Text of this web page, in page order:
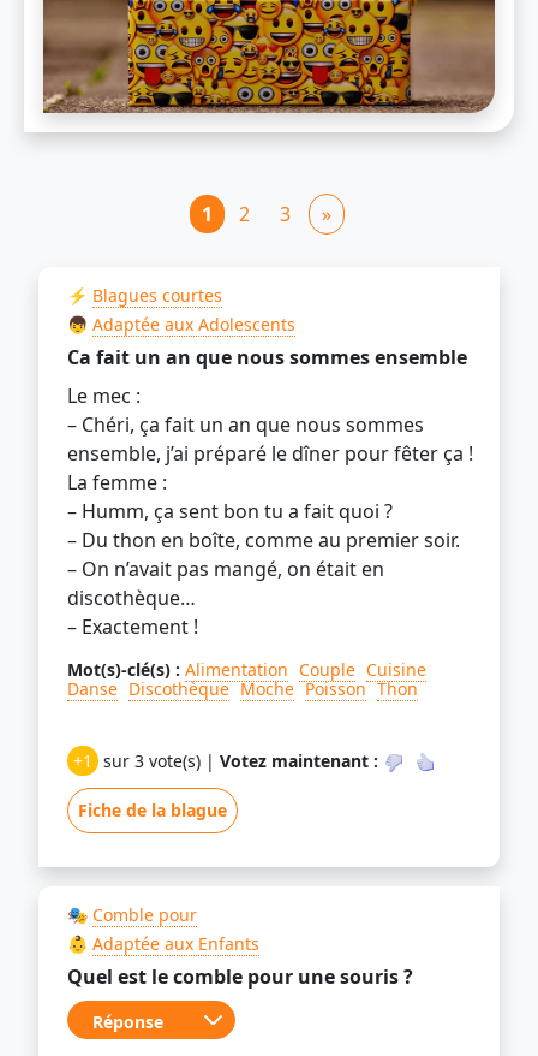
1 2 3 »
⚡ Blagues courtes
👦 Adaptée aux Adolescents
Ca fait un an que nous sommes ensemble
Le mec :
– Chéri, ça fait un an que nous sommes
ensemble, j’ai préparé le dîner pour fêter ça !
La femme :
– Humm, ça sent bon tu a fait quoi ?
– Du thon en boîte, comme au premier soir.
– On n’avait pas mangé, on était en
discothèque…
– Exactement !
Mot(s)-clé(s) : Alimentation Couple Cuisine
Danse Discothèque Moche Poisson Thon
+1 sur 3 vote(s) | Votez maintenant :
Fiche de la blague
🎭 Comble pour
👶 Adaptée aux Enfants
Quel est le comble pour une souris ?